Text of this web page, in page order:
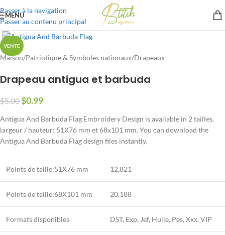
Passer à la navigation
Passer au contenu principal
MENU
VENTE
Maison/Patriotique & Symboles nationaux/Drapeaux
Drapeau antigua et barbuda
$5.00$0.99
Antigua And Barbuda Flag Embroidery Design is available in 2 tailles,
largeur / hauteur: 51X76 mm et 68x101 mm.You can download the
Antigua And Barbuda Flag design files instantly.
Points de taille:51X76 mm 12,821
Points de taille:68X101 mm 20,188
Formats disponibles DST, Exp, Jef, Huile, Pes, Xxx, VIP